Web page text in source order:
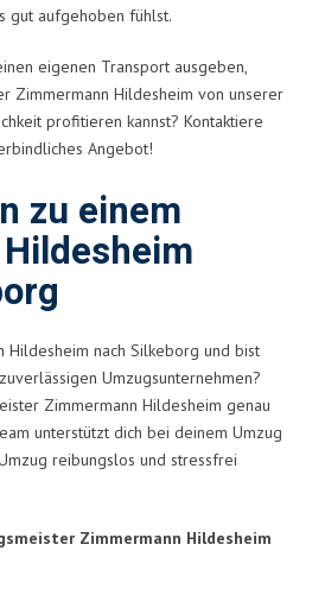
gut aufgehoben fühlst.
eigenen Transport ausgeben,
Zimmermann Hildesheim von unserer
profitieren kannst? Kontaktiere
Angebot!
zu einem
Hildesheim nach Silkeborg und bist
Umzugsunternehmen?
Zimmermann Hildesheim genau
unterstützt dich bei deinem Umzug
reibungslos und stressfrei
Zimmermann Hildesheim